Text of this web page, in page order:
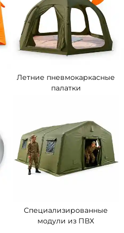
Летние пневмокаркасные
палатки
Специализированные
модули из ПВХ